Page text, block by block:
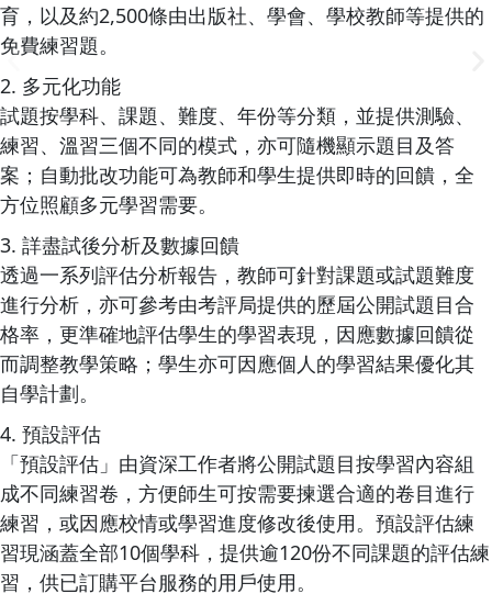
育，以及約2,500條由出版社、學會、學校教師等提供的
免費練習題。
2. 多元化功能
試題按學科、課題、難度、年份等分類，並提供測驗、
練習、溫習三個不同的模式，亦可隨機顯示題目及答
案；自動批改功能可為教師和學生提供即時的回饋，全
方位照顧多元學習需要。
3. 詳盡試後分析及數據回饋
透過一系列評估分析報告，教師可針對課題或試題難度
進行分析，亦可參考由考評局提供的歷屆公開試題目合
格率，更準確地評估學生的學習表現，因應數據回饋從
而調整教學策略；學生亦可因應個人的學習結果優化其
自學計劃。
4. 預設評估
「預設評估」由資深工作者將公開試題目按學習內容組
成不同練習卷，方便師生可按需要揀選合適的卷目進行
練習，或因應校情或學習進度修改後使用。預設評估練
習現涵蓋全部10個學科，提供逾120份不同課題的評估練
習，供已訂購平台服務的用戶使用。